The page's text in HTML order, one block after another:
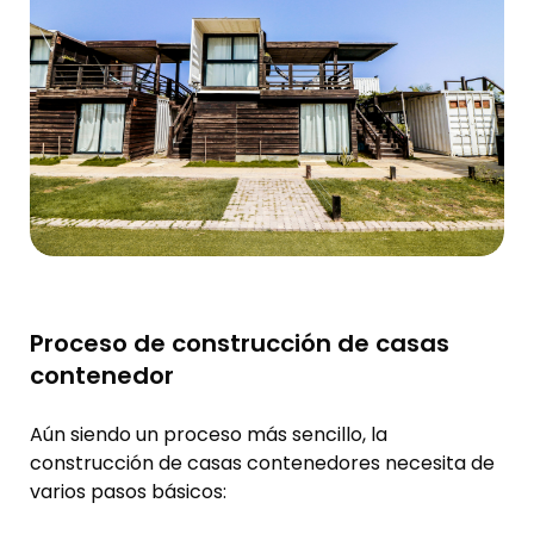
Proceso de construcción de casas
contenedor
Aún siendo un proceso más sencillo, la
construcción de casas contenedores necesita de
varios pasos básicos: